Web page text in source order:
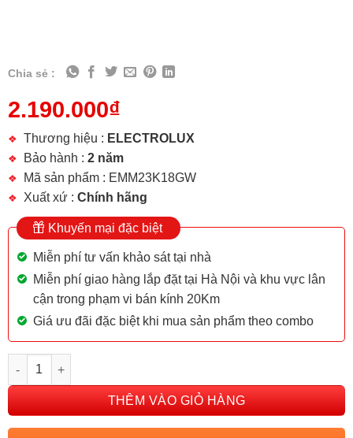
Chia sẻ :
2.190.000₫
Thương hiệu : ELECTROLUX
Bảo hành : 2 năm
Mã sản phẩm : EMM23K18GW
Xuất xứ : Chính hãng
Khuyến mại đặc biệt
Miễn phí tư vấn khảo sát tại nhà
Miễn phí giao hàng lắp đặt tại Hà Nội và khu vực lân
cận trong phạm vi bán kính 20Km
Giá ưu đãi đặc biệt khi mua sản phẩm theo combo
LÒ VI SÓNG ELECTROLUX EMM23K18GW số lượng
THÊM VÀO GIỎ HÀNG